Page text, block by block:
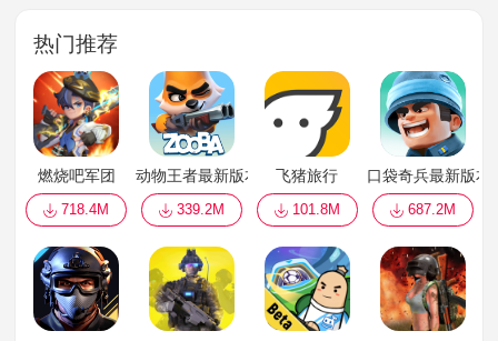
热门推荐
燃烧吧军团
718.4M
动物王者最新版本游戏2022(Zooba)
339.2M
飞猪旅行
101.8M
口袋奇兵最新版本
687.2M